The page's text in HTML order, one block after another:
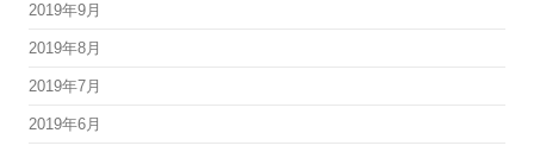
2019年9月
2019年8月
2019年7月
2019年6月